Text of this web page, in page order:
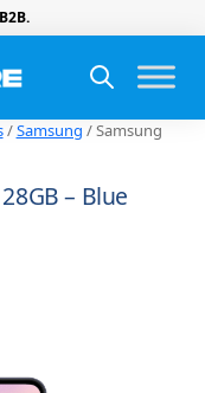
/Samsung / Samsung
– Blue